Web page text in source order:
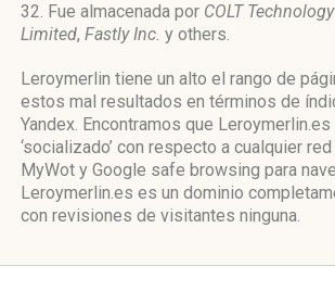
32. Fue almacenada por COLT
Limited, Fastly Inc. y others.
Leroymerlin tiene un alto el rango de
estos mal resultados en términos de
Yandex. Encontramos que
‘socializado’ con respecto a cualquier
MyWot y Google safe browsing para
Leroymerlin.es es un dominio
con revisiones de visitantes ninguna.